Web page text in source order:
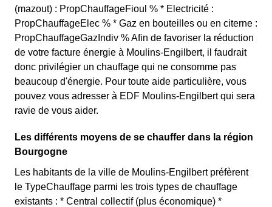
(mazout) : PropChauffageFioul % * Electricité :
PropChauffageElec % * Gaz en bouteilles ou en citerne :
PropChauffageGazIndiv % Afin de favoriser la réduction
de votre facture énergie à Moulins-Engilbert, il faudrait
donc privilégier un chauffage qui ne consomme pas
beaucoup d'énergie. Pour toute aide particulière, vous
pouvez vous adresser à EDF Moulins-Engilbert qui sera
ravie de vous aider.
Les différents moyens de se chauffer dans la région
Bourgogne
Les habitants de la ville de Moulins-Engilbert préfèrent
le TypeChauffage parmi les trois types de chauffage
existants : * Central collectif (plus économique) *